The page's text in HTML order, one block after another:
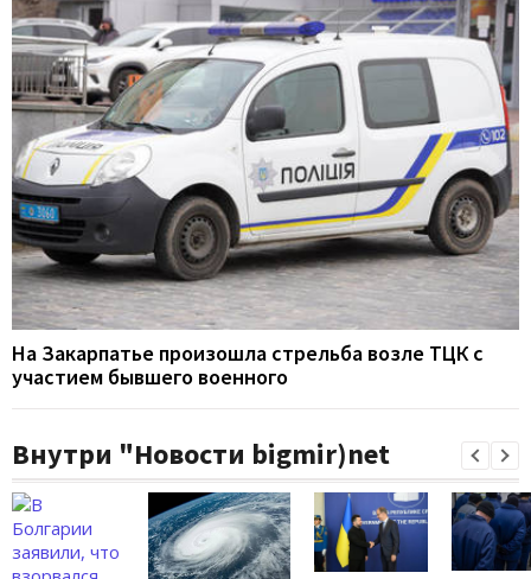
На Закарпатье произошла стрельба возле ТЦК с
участием бывшего военного
Внутри "Новости bigmir)net